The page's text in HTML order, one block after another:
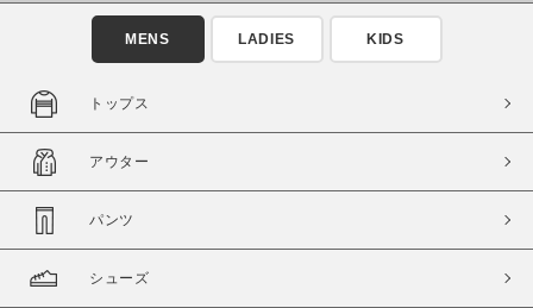
通常商品
セール価格 WEB限定
在庫
在庫あり
MENS LADIES KIDS
トップス
アウター
パンツ
シューズ